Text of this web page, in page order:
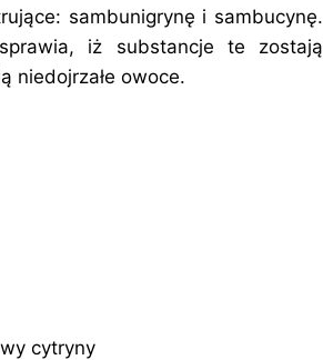
sambunigrynę i sambucynę.
iż substancje te zostają
niedojrzałe owoce.
cytryny